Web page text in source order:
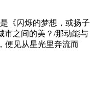
《闪烁的梦想，或扬子
市之间的美？/那动能与
便见从星光里奔流而